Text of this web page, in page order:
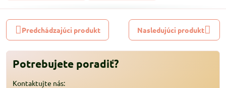
Predchádzajúci produkt Nasledujúci produkt
Potrebujete poradiť?
Kontaktujte nás: